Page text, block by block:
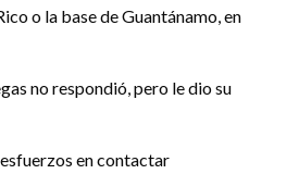
o la base de Guantánamo, en
no respondió, pero le dio su
en contactar